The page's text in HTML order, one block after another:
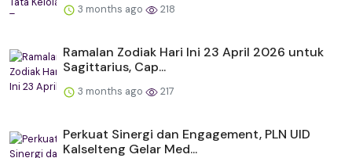
3 months ago 218
Ramalan Zodiak Hari Ini 23 April 2026 untuk
Sagittarius, Cap...
3 months ago 217
Perkuat Sinergi dan Engagement, PLN UID
Kalselteng Gelar Med...